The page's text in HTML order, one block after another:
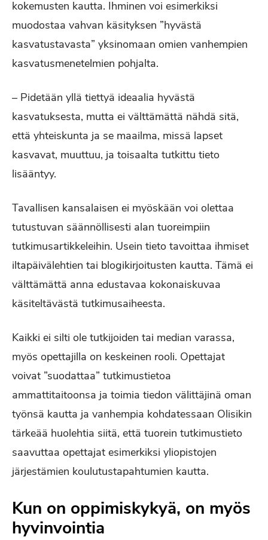
kokemusten kautta. Ihminen voi esimerkiksi
muodostaa vahvan käsityksen ”hyvästä
kasvatustavasta” yksinomaan omien vanhempien
kasvatusmenetelmien pohjalta.
– Pidetään yllä tiettyä ideaalia hyvästä
kasvatuksesta, mutta ei välttämättä nähdä sitä,
että yhteiskunta ja se maailma, missä lapset
kasvavat, muuttuu, ja toisaalta tutkittu tieto
lisääntyy.
Tavallisen kansalaisen ei myöskään voi olettaa
tutustuvan säännöllisesti alan tuoreimpiin
tutkimusartikkeleihin. Usein tieto tavoittaa ihmiset
iltapäivälehtien tai blogikirjoitusten kautta. Tämä ei
välttämättä anna edustavaa kokonaiskuvaa
käsiteltävästä tutkimusaiheesta.
Kaikki ei silti ole tutkijoiden tai median varassa,
myös opettajilla on keskeinen rooli. Opettajat
voivat ”suodattaa” tutkimustietoa
ammattitaitoonsa ja toimia tiedon välittäjinä oman
työnsä kautta ja vanhempia kohdatessaan Olisikin
tärkeää huolehtia siitä, että tuorein tutkimustieto
saavuttaa opettajat esimerkiksi yliopistojen
järjestämien koulutustapahtumien kautta.
Kun on oppimiskykyä, on myös
hyvinvointia